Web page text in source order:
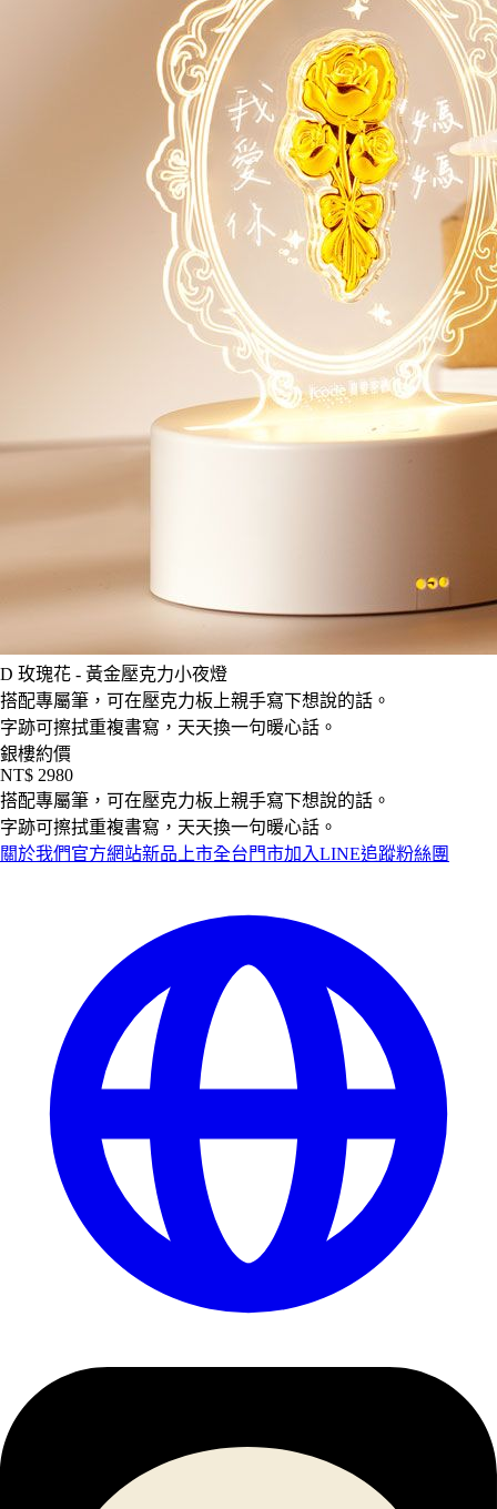
D 玫瑰花 - 黃金壓克力小夜燈
搭配專屬筆，可在壓克力板上親手寫下想說的話。
字跡可擦拭重複書寫，天天換一句暖心話。
銀樓約價
NT$ 2980
搭配專屬筆，可在壓克力板上親手寫下想說的話。
字跡可擦拭重複書寫，天天換一句暖心話。
關於我們官方網站新品上市全台門市加入LINE追蹤粉絲團